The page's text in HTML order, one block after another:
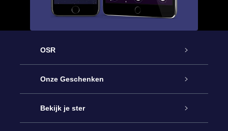
OSR
Service
Contact
Onze Geschenken
Online Star Gift
Bekijk je ster